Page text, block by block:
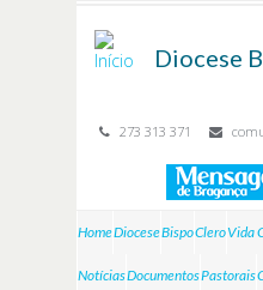
Diocese
273 313 371
HomeDioceseBispoCleroVida
NotíciasDocumentosPastorais